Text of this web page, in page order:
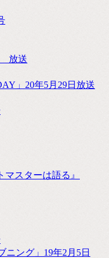
放送
」20年5月29日放送
スターは語る』
ング」19年2月5日